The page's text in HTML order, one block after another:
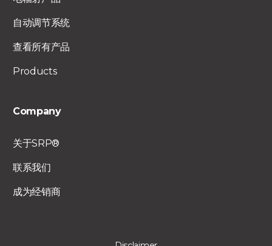
自动调节系统
查看所有产品
Products
Company
关于SRP®
联系我们
成为经销商